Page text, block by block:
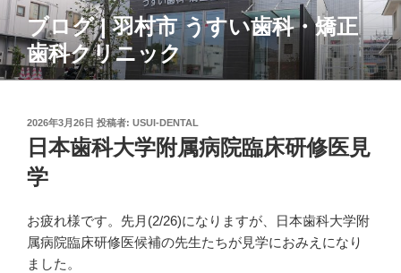
コ
ン
テ
ン
ブログ | 羽村市 うすい歯科・矯正
歯科クリニック
投
稿
日:
2026年3月26日 投稿者: USUI-DENTAL
日本歯科大学附属病院臨床研修医見
学
お疲れ様です。先月(2/26)になりますが、日本歯科大学附
属病院臨床研修医候補の先生たちが見学におみえになり
ました。